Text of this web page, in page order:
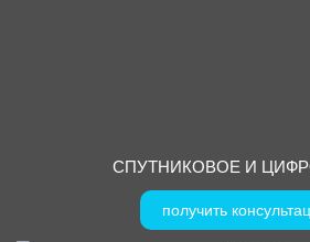
СПУТНИКОВОЕ И
получить